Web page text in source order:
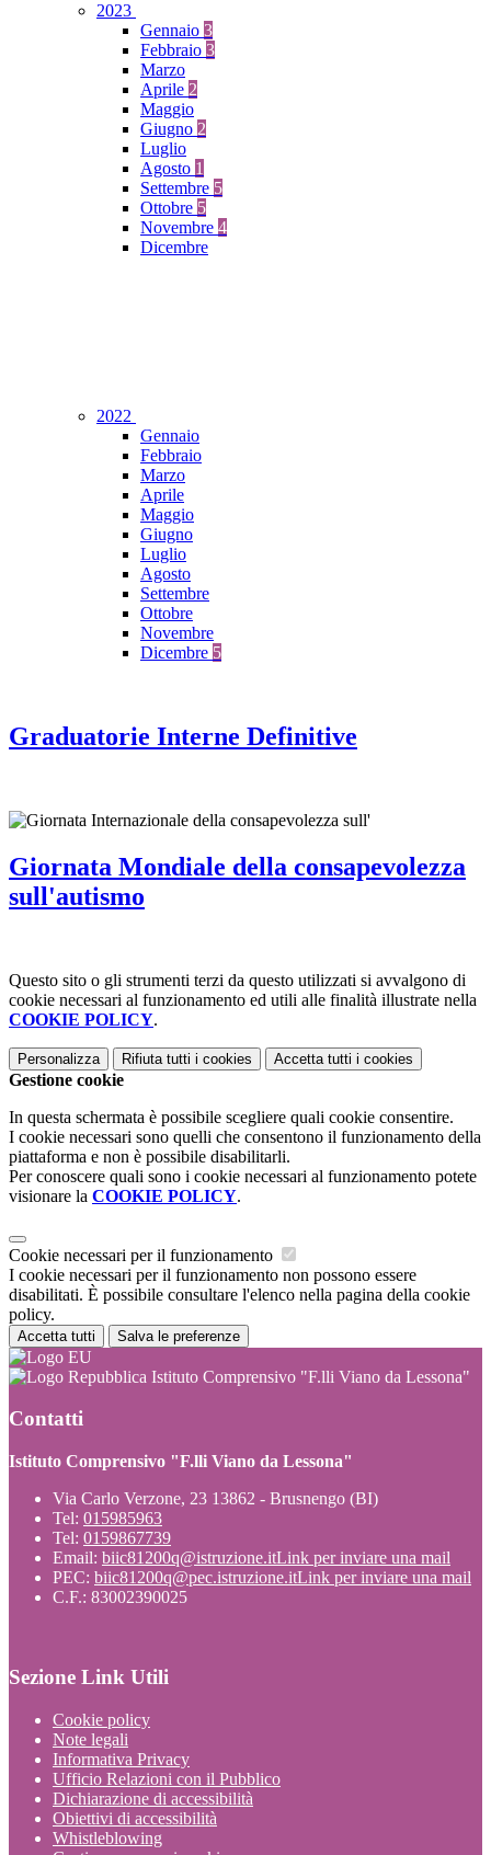
2023
Gennaio 3
Febbraio 3
Marzo
Aprile 2
Maggio
Giugno 2
Luglio
Agosto 1
Settembre 5
Ottobre 5
Novembre 4
Dicembre
2022
Gennaio
Febbraio
Marzo
Aprile
Maggio
Giugno
Luglio
Agosto
Settembre
Ottobre
Novembre
Dicembre 5
Graduatorie Interne Definitive
Giornata Mondiale della consapevolezza
sull'autismo
Questo sito o gli strumenti terzi da questo utilizzati si avvalgono di
cookie necessari al funzionamento ed utili alle finalità illustrate nella
COOKIE POLICY.
Personalizza Rifiuta tutti i cookies Accetta tutti i cookies
Gestione cookie
In questa schermata è possibile scegliere quali cookie consentire.
I cookie necessari sono quelli che consentono il funzionamento della
piattaforma e non è possibile disabilitarli.
Per conoscere quali sono i cookie necessari al funzionamento potete
visionare la COOKIE POLICY.
Cookie necessari per il funzionamento
I cookie necessari per il funzionamento non possono essere
disabilitati. È possibile consultare l'elenco nella pagina della cookie
policy.
Accetta tutti Salva le preferenze
Istituto Comprensivo "F.lli Viano da Lessona"
Contatti
Istituto Comprensivo "F.lli Viano da Lessona"
Via Carlo Verzone, 23 13862 - Brusnengo (BI)
Tel: 015985963
Tel: 0159867739
Email: biic81200q@istruzione.itLink per inviare una mail
PEC: biic81200q@pec.istruzione.itLink per inviare una mail
C.F.: 83002390025
Sezione Link Utili
Cookie policy
Note legali
Informativa Privacy
Ufficio Relazioni con il Pubblico
Dichiarazione di accessibilità
Obiettivi di accessibilità
Whistleblowing